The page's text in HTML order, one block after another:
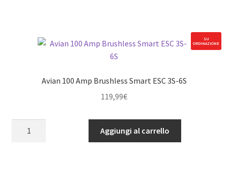
SU
ORDINAZIONE
Avian 100 Amp Brushless Smart ESC 3S-6S
119,99€
Aggiungi al carrello